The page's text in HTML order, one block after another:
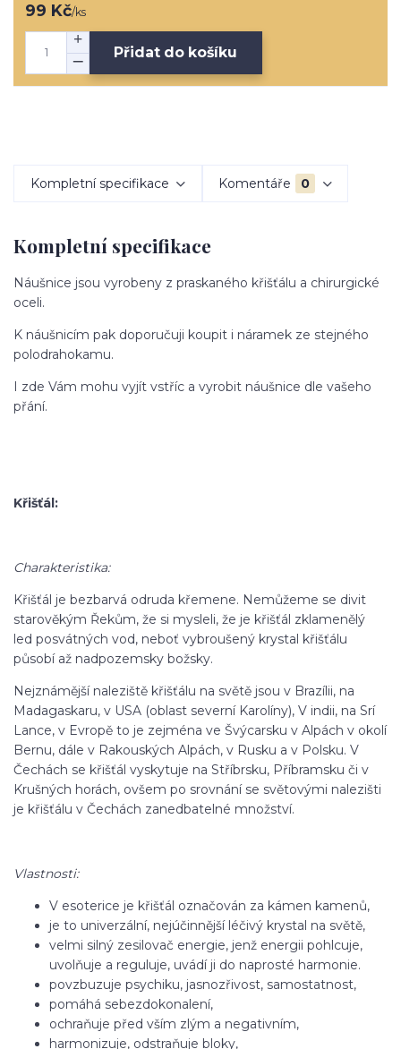
99 Kč/ks
Přidat do košíku
Kompletní specifikace Komentáře 0
Kompletní specifikace
Náušnice jsou vyrobeny z praskaného křišťálu a chirurgické
oceli.
K náušnicím pak doporučuji koupit i náramek ze stejného
polodrahokamu.
I zde Vám mohu vyjít vstříc a vyrobit náušnice dle vašeho
přání.
Křišťál:
Charakteristika:
Křišťál je bezbarvá odruda křemene. Nemůžeme se divit
starověkým Řekům, že si mysleli, že je křišťál zklamenělý
led posvátných vod, neboť vybroušený krystal křišťálu
působí až nadpozemsky božsky.
Nejznámější naleziště křišťálu na světě jsou v Brazílii, na
Madagaskaru, v USA (oblast severní Karolíny), V indii, na Srí
Lance, v Evropě to je zejména ve Švýcarsku v Alpách v okolí
Bernu, dále v Rakouských Alpách, v Rusku a v Polsku. V
Čechách se křišťál vyskytuje na Stříbrsku, Příbramsku či v
Krušných horách, ovšem po srovnání se světovými nalezišti
je křišťálu v Čechách zanedbatelné množství.
Vlastnosti:
V esoterice je křišťál označován za kámen kamenů,
je to univerzální, nejúčinnější léčivý krystal na světě,
velmi silný zesilovač energie, jenž energii pohlcuje,
uvolňuje a reguluje, uvádí ji do naprosté harmonie.
povzbuzuje psychiku, jasnozřivost, samostatnost,
pomáhá sebezdokonalení,
ochraňuje před vším zlým a negativním,
harmonizuje, odstraňuje bloky,